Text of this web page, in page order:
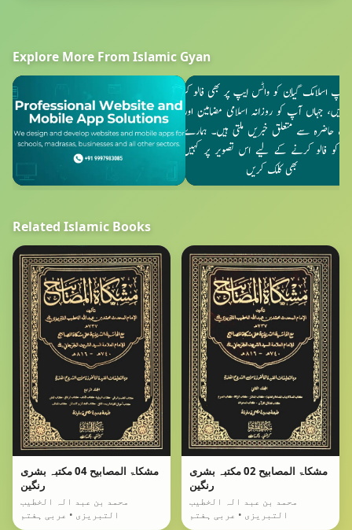
Explore More From Islamic Gyan
Related Islamic Books
مشکاۃ المصابیح 04 مکتبہ بشری
رنگین
محمد بن عبد الہ الخطیب
التبریزی • عربی ہفتم
مشکاۃ المصابیح 02 مکتبہ بشری
رنگین
محمد بن عبد الہ الخطیب
التبریزی • عربی ہفتم